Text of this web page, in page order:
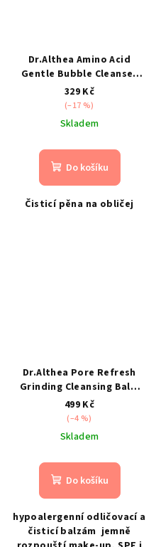
Dr.Althea Amino Acid
Gentle Bubble Cleanser
140ml- Jemná čistící pěna
329 Kč
(–17 %)
Skladem
Do košíku
Čisticí pěna na obličej
Dr.Althea Pore Refresh
Grinding Cleansing Balm
50ml- hypoalergenní
odličovací a čisticí balzám
499 Kč
(–4 %)
Skladem
Do košíku
hypoalergenní odličovací a
čisticí balzám jemně